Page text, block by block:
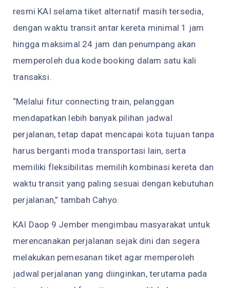
resmi KAI selama tiket alternatif masih tersedia,
dengan waktu transit antar kereta minimal 1 jam
hingga maksimal 24 jam dan penumpang akan
memperoleh dua kode booking dalam satu kali
transaksi.
“Melalui fitur connecting train, pelanggan
mendapatkan lebih banyak pilihan jadwal
perjalanan, tetap dapat mencapai kota tujuan tanpa
harus berganti moda transportasi lain, serta
memiliki fleksibilitas memilih kombinasi kereta dan
waktu transit yang paling sesuai dengan kebutuhan
perjalanan,” tambah Cahyo.
KAI Daop 9 Jember mengimbau masyarakat untuk
merencanakan perjalanan sejak dini dan segera
melakukan pemesanan tiket agar memperoleh
jadwal perjalanan yang diinginkan, terutama pada